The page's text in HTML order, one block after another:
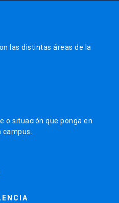
las distintas áreas de la
o situación que ponga en
campus.